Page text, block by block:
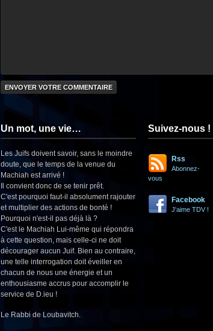
Un mot, une vie…
Les Juifs doivent savoir, sans le moindre
doute, que le temps de la venue du
Machiah est arrivé !
Il convient donc de se tenir prêt.
C'est pourquoi faut-il absolument rajouter
et multiplier des actions de bonté !
Pourquoi n'est-il pas déjà là ?
C'est le Machiah Lui-même qui répondra
à cette question, mais celle-ci ne doit
décourager aucun Juif. Bien au contraire,
une telle interrogation doit éveiller en
chacun de nous une énergie et un
enthousiasme accrus pour accomplir le
service de D.ieu !
Le Rabbi de Loubavitch.
Suivez-nous !
Rss
Abonnez-
vous
Facebook
J'aime TDV !